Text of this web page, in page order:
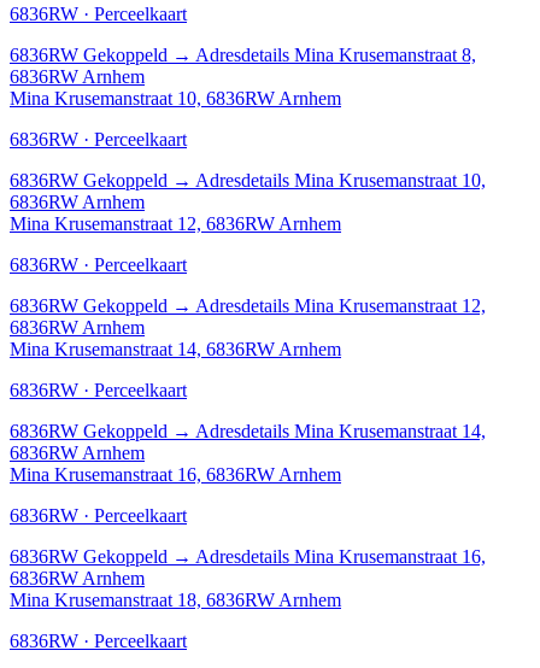
6836RW · Perceelkaart
6836RW Gekoppeld → Adresdetails Mina Krusemanstraat 8,
6836RW Arnhem
Mina Krusemanstraat 10, 6836RW Arnhem
6836RW · Perceelkaart
6836RW Gekoppeld → Adresdetails Mina Krusemanstraat 10,
6836RW Arnhem
Mina Krusemanstraat 12, 6836RW Arnhem
6836RW · Perceelkaart
6836RW Gekoppeld → Adresdetails Mina Krusemanstraat 12,
6836RW Arnhem
Mina Krusemanstraat 14, 6836RW Arnhem
6836RW · Perceelkaart
6836RW Gekoppeld → Adresdetails Mina Krusemanstraat 14,
6836RW Arnhem
Mina Krusemanstraat 16, 6836RW Arnhem
6836RW · Perceelkaart
6836RW Gekoppeld → Adresdetails Mina Krusemanstraat 16,
6836RW Arnhem
Mina Krusemanstraat 18, 6836RW Arnhem
6836RW · Perceelkaart